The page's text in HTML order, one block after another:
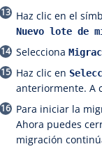
Haz clic en el
Nuevo lote de
Selecciona
Haz clic en
anteriormente. A
Para iniciar la
Ahora puedes
migración